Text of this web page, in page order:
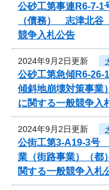
公砂工第事連R6-7-
（債務） 志津北谷
競争入札公告
2024年9月2日更新
公砂工第急傾R6-
傾斜地崩壊対策事
に関する一般競争入
2024年9月2日更新
公街工第3-A19-3号
業（街路事業）（都
関する一般競争入札